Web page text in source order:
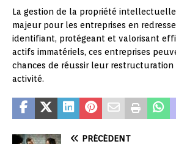
La gestion de la propriété
majeur pour les entreprises en
identifiant, protégeant et valorisant
actifs immatériels, ces entreprises
chances de réussir leur
activité.
PRÉCÉDENT